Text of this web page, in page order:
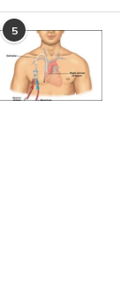
12/06/2024
5